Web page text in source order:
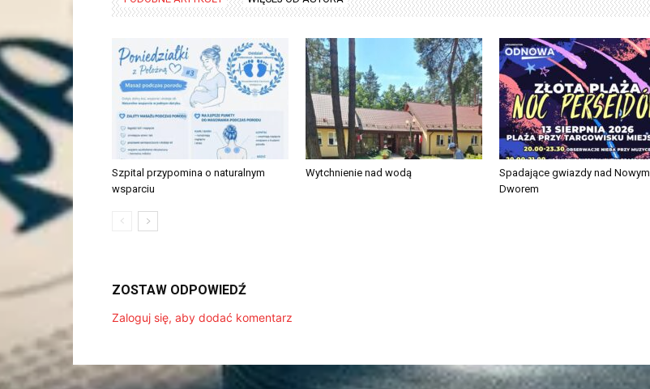
Szpital przypomina o naturalnym
wsparciu
Wytchnienie nad wodą
Spadające gwiazdy nad Nowym
Dworem
ZOSTAW ODPOWIEDŹ
Zaloguj się, aby dodać komentarz